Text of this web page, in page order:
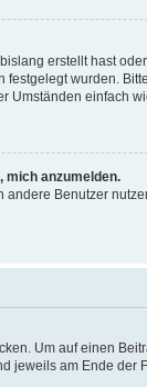
erstellt hast
wurden.
Umständen einfach
mich anzumelden.
Benutzer
Um auf einen
am Ende der